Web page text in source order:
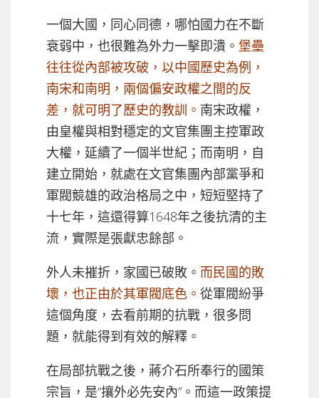
一個大國，同心同德，哪怕國力在不斷
衰弱中，也很難為外力一擊即潰。 堡壘
往往從內部被攻破，以中國歷史為例，
南宋和南明，兩個偏安政權之間的反
差，就可明了歷史的教訓。 南宋政權，
由皇權與相對穩定的文官集團主控軍政
大權，延續了一個半世紀；而南明，自
建立開始，就處在文官集團內部黨爭和
軍閥競雄的政治格局之中，短短堅持了
十七年，這還得算1648年之後抗清的主
流，實際是張獻忠餘部。
外人未摧折，家國已破敗。 而民國的敗
壞，也正由於其軍閥底色。 從軍閥紛爭
這個角度，去看前期的抗戰，很多問
題，就能得到有效的解釋。
在局部抗戰之後，蔣介石所奉行的國策
宗旨，是“攘外必先安內”。而這一政策提